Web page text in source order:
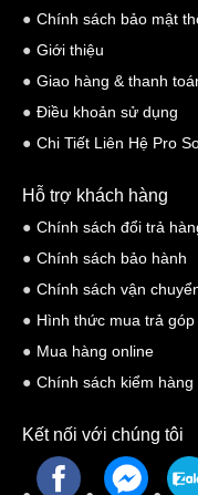
CZR series có tổng cộng
hậu tố W đằng sau tên
Đi kèm với CZR, hãng có
cho CZR đó chính là
chọn màu trắng tương tự.
Nếu bạn chưa biết, vào
Yamaha mua lại nhưng
Chính sách bảo mật
Giới thiệu
Giao hàng & thanh
Điều khoản sử dụng
Chi Tiết Liên Hệ Pro
Hỗ trợ khách hàng
Chính sách đổi trả
Chính sách bảo hành
Chính sách vận
Hình thức mua trả góp
Mua hàng online
Chính sách kiểm hàng
Kết nối với chúng tôi